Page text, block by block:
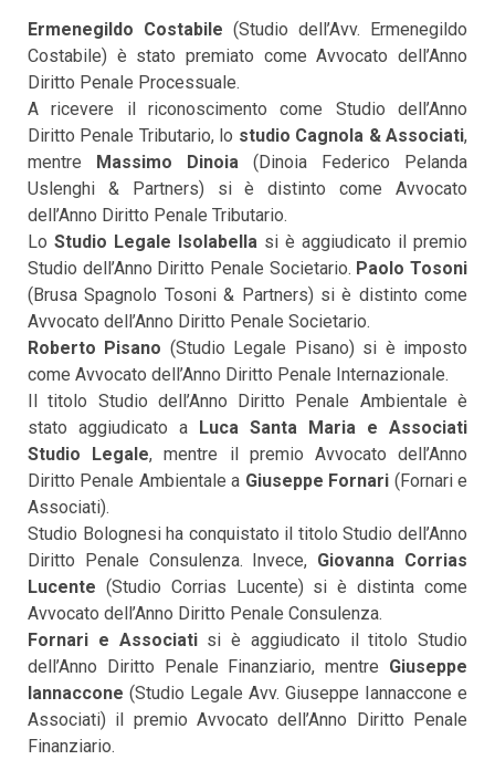
Ermenegildo Costabile (Studio dell’Avv. Ermenegildo
Costabile) è stato premiato come Avvocato dell’Anno
Diritto Penale Processuale.
A ricevere il riconoscimento come Studio dell’Anno
Diritto Penale Tributario, lo studio Cagnola & Associati,
mentre Massimo Dinoia (Dinoia Federico Pelanda
Uslenghi & Partners) si è distinto come Avvocato
dell’Anno Diritto Penale Tributario.
Lo Studio Legale Isolabella si è aggiudicato il premio
Studio dell’Anno Diritto Penale Societario. Paolo Tosoni
(Brusa Spagnolo Tosoni & Partners) si è distinto come
Avvocato dell’Anno Diritto Penale Societario.
Roberto Pisano (Studio Legale Pisano) si è imposto
come Avvocato dell’Anno Diritto Penale Internazionale.
Il titolo Studio dell’Anno Diritto Penale Ambientale è
stato aggiudicato a Luca Santa Maria e Associati
Studio Legale, mentre il premio Avvocato dell’Anno
Diritto Penale Ambientale a Giuseppe Fornari (Fornari e
Associati).
Studio Bolognesi ha conquistato il titolo Studio dell’Anno
Diritto Penale Consulenza. Invece, Giovanna Corrias
Lucente (Studio Corrias Lucente) si è distinta come
Avvocato dell’Anno Diritto Penale Consulenza.
Fornari e Associati si è aggiudicato il titolo Studio
dell’Anno Diritto Penale Finanziario, mentre Giuseppe
Iannaccone (Studio Legale Avv. Giuseppe Iannaccone e
Associati) il premio Avvocato dell’Anno Diritto Penale
Finanziario.